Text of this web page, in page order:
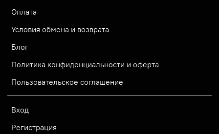
Оплата
Условия обмена и возврата
Блог
Политика конфиденциальности и оферта
Пользовательское соглашение
Вход
Регистрация